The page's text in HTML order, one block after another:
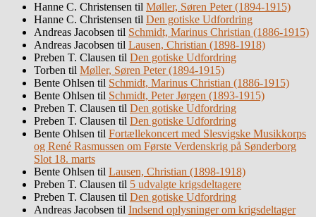
Hanne C. Christensen til Møller, Søren Peter (1894-1915)
Hanne C. Christensen til Den gotiske Udfordring
Andreas Jacobsen til Schmidt, Marinus Christian (1886-1915)
Andreas Jacobsen til Lausen, Christian (1898-1918)
Preben T. Clausen til Den gotiske Udfordring
Torben til Møller, Søren Peter (1894-1915)
Bente Ohlsen til Schmidt, Marinus Christian (1886-1915)
Bente Ohlsen til Schmidt, Peter Jørgen (1893-1915)
Preben T. Clausen til Den gotiske Udfordring
Preben T. Clausen til Den gotiske Udfordring
Bente Ohlsen til Fortællekoncert med Slesvigske Musikkorps
og René Rasmussen om Første Verdenskrig på Sønderborg
Slot 18. marts
Bente Ohlsen til Lausen, Christian (1898-1918)
Preben T. Clausen til 5 udvalgte krigsdeltagere
Preben T. Clausen til Den gotiske Udfordring
Andreas Jacobsen til Indsend oplysninger om krigsdeltager